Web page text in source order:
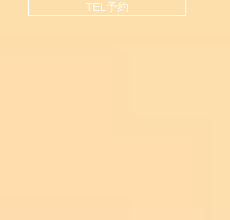
TEL予約